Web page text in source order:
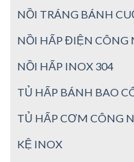
NỒI TRÁNG BÁNH
NỒI HẤP ĐIỆN CÔNG
NỒI HẤP INOX 304
TỦ HẤP BÁNH BAO
TỦ HẤP CƠM CÔNG
KỆ INOX